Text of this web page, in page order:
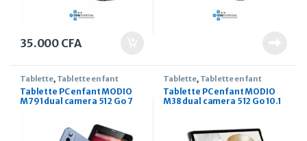
35.000 CFA
Tablette, Tablette enfant
Tablette PC enfant MODIO
M791 dual camera 512 Go 7
Tablette, Tablette enfant
Tablette PC enfant MODIO
M38 dual camera 512 Go 10.1